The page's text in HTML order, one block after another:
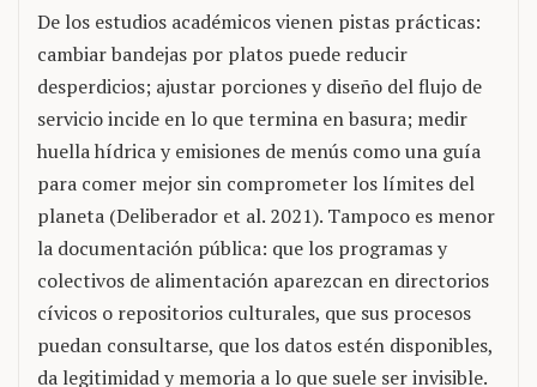
De los estudios académicos vienen pistas prácticas:
cambiar bandejas por platos puede reducir
desperdicios; ajustar porciones y diseño del flujo de
servicio incide en lo que termina en basura; medir
huella hídrica y emisiones de menús como una guía
para comer mejor sin comprometer los límites del
planeta (Deliberador et al. 2021). Tampoco es menor
la documentación pública: que los programas y
colectivos de alimentación aparezcan en directorios
cívicos o repositorios culturales, que sus procesos
puedan consultarse, que los datos estén disponibles,
da legitimidad y memoria a lo que suele ser invisible.